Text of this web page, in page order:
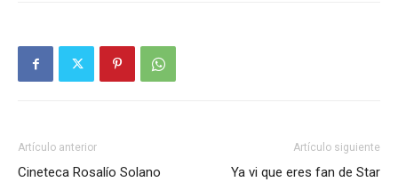
Artículo anterior
Cineteca Rosalío Solano
Artículo siguiente
Ya vi que eres fan de Star